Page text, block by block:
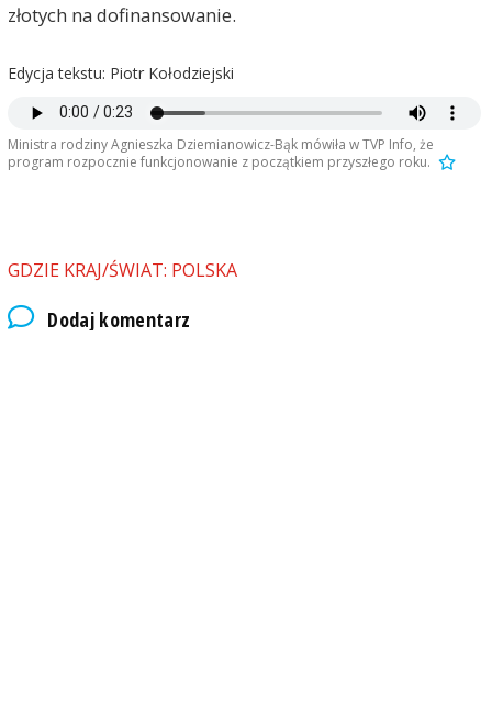
złotych na dofinansowanie.
Edycja tekstu: Piotr Kołodziejski
Ministra rodziny Agnieszka Dziemianowicz-Bąk mówiła w TVP Info, że
program rozpocznie funkcjonowanie z początkiem przyszłego roku.
GDZIE KRAJ/ŚWIAT: POLSKA
Dodaj komentarz